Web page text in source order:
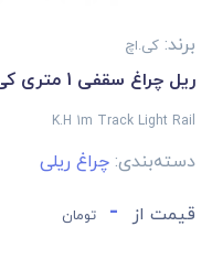
برند: کی.اچ
ریل چراغ سقفی 1 متری کی.اچ
K.H 1m Track Light Rail
دسته‌بندی: چراغ ریلی
قیمت از - تومان